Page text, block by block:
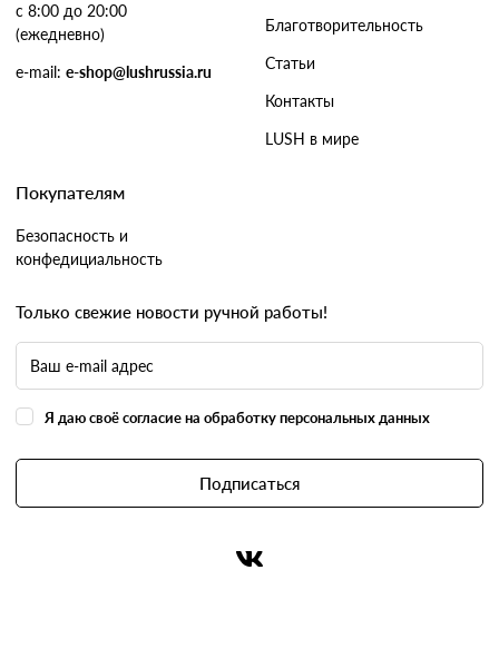
с 8:00 до 20:00
(ежедневно)
e-mail: e-shop@lushrussia.ru
Благотворительность
Статьи
Контакты
LUSH в мире
Покупателям
Безопасность и
конфедициальность
Только свежие новости ручной работы!
Я даю своё согласие на обработку персональных данных
Подписаться